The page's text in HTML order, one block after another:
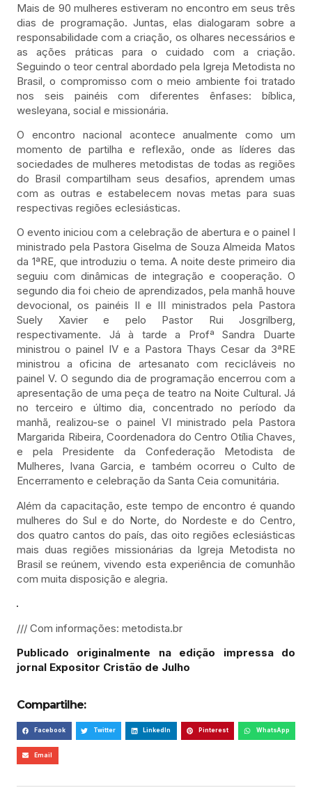
Mais de 90 mulheres estiveram no encontro em seus três
dias de programação. Juntas, elas dialogaram sobre a
responsabilidade com a criação, os olhares necessários e
as ações práticas para o cuidado com a criação.
Seguindo o teor central abordado pela Igreja Metodista no
Brasil, o compromisso com o meio ambiente foi tratado
nos seis painéis com diferentes ênfases: bíblica,
wesleyana, social e missionária.
O encontro nacional acontece anualmente como um
momento de partilha e reflexão, onde as líderes das
sociedades de mulheres metodistas de todas as regiões
do Brasil compartilham seus desafios, aprendem umas
com as outras e estabelecem novas metas para suas
respectivas regiões eclesiásticas.
O evento iniciou com a celebração de abertura e o painel I
ministrado pela Pastora Giselma de Souza Almeida Matos
da 1ªRE, que introduziu o tema. A noite deste primeiro dia
seguiu com dinâmicas de integração e cooperação. O
segundo dia foi cheio de aprendizados, pela manhã houve
devocional, os painéis II e III ministrados pela Pastora
Suely Xavier e pelo Pastor Rui Josgrilberg,
respectivamente. Já à tarde a Profª Sandra Duarte
ministrou o painel IV e a Pastora Thays Cesar da 3ªRE
ministrou a oficina de artesanato com recicláveis no
painel V. O segundo dia de programação encerrou com a
apresentação de uma peça de teatro na Noite Cultural. Já
no terceiro e último dia, concentrado no período da
manhã, realizou-se o painel VI ministrado pela Pastora
Margarida Ribeira, Coordenadora do Centro Otília Chaves,
e pela Presidente da Confederação Metodista de
Mulheres, Ivana Garcia, e também ocorreu o Culto de
Encerramento e celebração da Santa Ceia comunitária.
Além da capacitação, este tempo de encontro é quando
mulheres do Sul e do Norte, do Nordeste e do Centro,
dos quatro cantos do país, das oito regiões eclesiásticas
mais duas regiões missionárias da Igreja Metodista no
Brasil se reúnem, vivendo esta experiência de comunhão
com muita disposição e alegria.
/// Com informações: metodista.br
Publicado originalmente na edição impressa do
jornal Expositor Cristão de Julho
Compartilhe:
Facebook Twitter LinkedIn Pinterest WhatsApp
Email